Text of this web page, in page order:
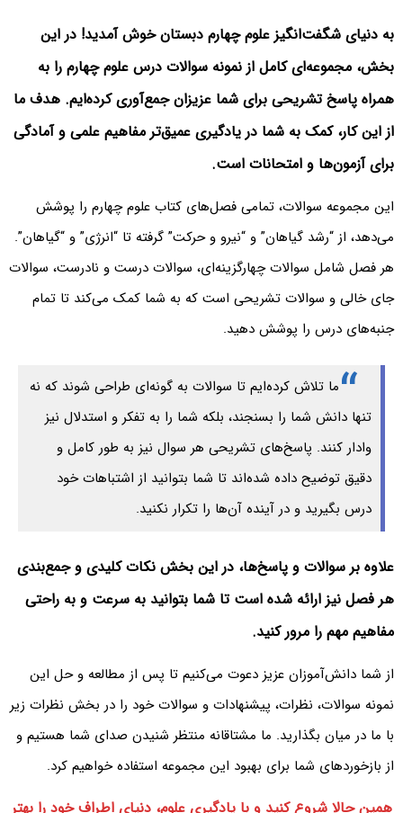
به دنیای شگفت‌انگیز علوم چهارم دبستان خوش آمدید! در این
بخش، مجموعه‌ای کامل از نمونه سوالات درس علوم چهارم را به
همراه پاسخ تشریحی برای شما عزیزان جمع‌آوری کرده‌ایم. هدف ما
از این کار، کمک به شما در یادگیری عمیق‌تر مفاهیم علمی و آمادگی
برای آزمون‌ها و امتحانات است.
این مجموعه سوالات، تمامی فصل‌های کتاب علوم چهارم را پوشش
می‌دهد، از “رشد گیاهان” و “نیرو و حرکت” گرفته تا “انرژی” و “گیاهان”.
هر فصل شامل سوالات چهارگزینه‌ای، سوالات درست و نادرست، سوالات
جای خالی و سوالات تشریحی است که به شما کمک می‌کند تا تمام
جنبه‌های درس را پوشش دهید.
ما تلاش کرده‌ایم تا سوالات به گونه‌ای طراحی شوند که نه
تنها دانش شما را بسنجند، بلکه شما را به تفکر و استدلال نیز
وادار کنند. پاسخ‌های تشریحی هر سوال نیز به طور کامل و
دقیق توضیح داده شده‌اند تا شما بتوانید از اشتباهات خود
درس بگیرید و در آینده آن‌ها را تکرار نکنید.
علاوه بر سوالات و پاسخ‌ها، در این بخش نکات کلیدی و جمع‌بندی
هر فصل نیز ارائه شده است تا شما بتوانید به سرعت و به راحتی
مفاهیم مهم را مرور کنید.
از شما دانش‌آموزان عزیز دعوت می‌کنیم تا پس از مطالعه و حل این
نمونه سوالات، نظرات، پیشنهادات و سوالات خود را در بخش نظرات زیر
با ما در میان بگذارید. ما مشتاقانه منتظر شنیدن صدای شما هستیم و
از بازخوردهای شما برای بهبود این مجموعه استفاده خواهیم کرد.
همین حالا شروع کنید و با یادگیری علوم، دنیای اطراف خود را بهتر